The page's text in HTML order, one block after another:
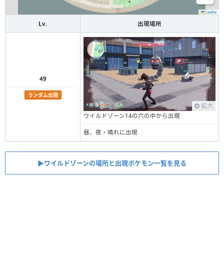
Leaflet
Lv. 出現場所
49
ランダム出現
拡大
ワイルドゾーン14の穴の中から出現
昼、夜・晴れに出現
▶︎ワイルドゾーンの場所と出現ポケモン一覧を見る